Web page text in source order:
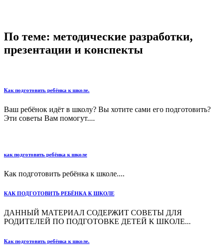
По теме: методические разработки,
презентации и конспекты
Как подготовить ребёнка к школе.
Ваш ребёнок идёт в школу? Вы хотите сами его подготовить?
Эти советы Вам помогут....
как подготовить ребёнка к школе
Как подготовить ребёнка к школе....
КАК ПОДГОТОВИТЬ РЕБЁНКА К ШКОЛЕ
ДАННЫЙ МАТЕРИАЛ СОДЕРЖИТ СОВЕТЫ ДЛЯ
РОДИТЕЛЕЙ ПО ПОДГОТОВКЕ ДЕТЕЙ К ШКОЛЕ...
Как подготовить ребёнка к школе.